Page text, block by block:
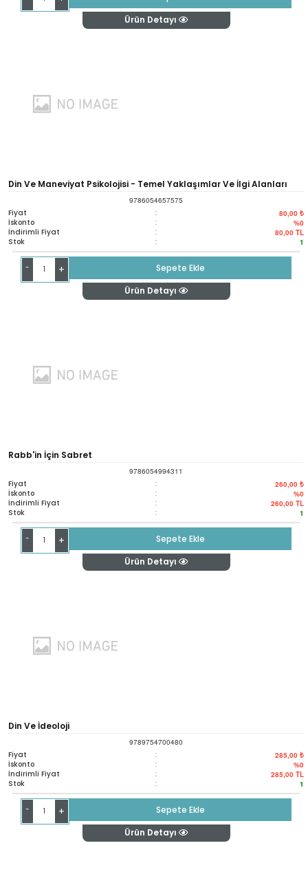
Ürün Detayı
Din Ve Maneviyat Psikolojisi - Temel Yaklaşımlar Ve İlgi Alanları
9786054657575
Fiyat : 80,00 ₺
İskonto : %0
İndirimli Fiyat : 80,00 TL
Stok : 1
- +
Sepete Ekle
Ürün Detayı
Rabb'in İçin Sabret
9786054994311
Fiyat : 260,00 ₺
İskonto : %0
İndirimli Fiyat : 260,00 TL
Stok : 1
- +
Sepete Ekle
Ürün Detayı
Din Ve İdeoloji
9789754700480
Fiyat : 285,00 ₺
İskonto : %0
İndirimli Fiyat : 285,00 TL
Stok : 1
- +
Sepete Ekle
Ürün Detayı